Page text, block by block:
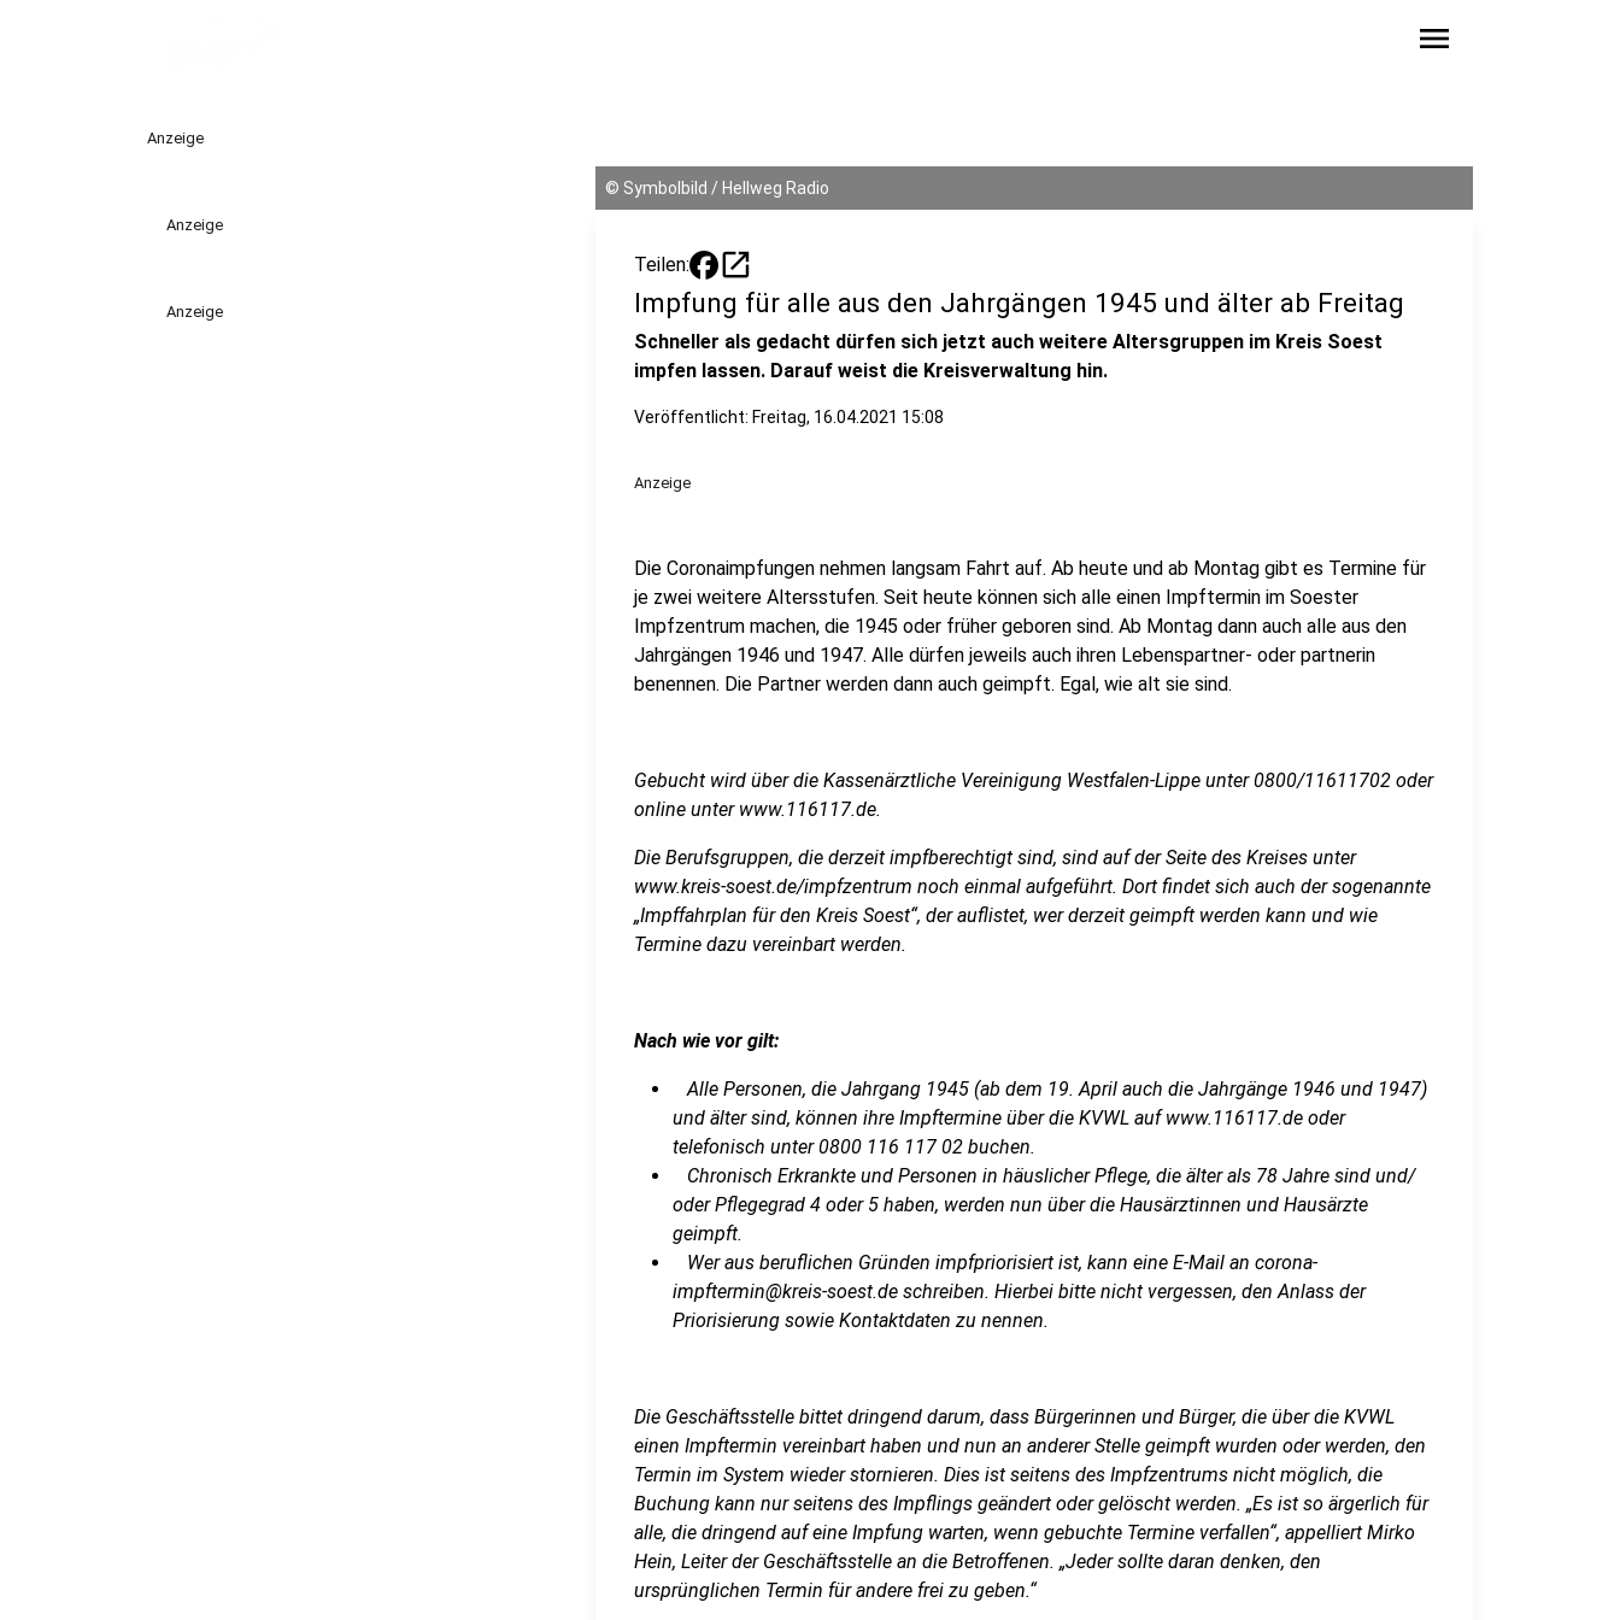
menu
Anzeige
Anzeige
Anzeige
© Symbolbild / Hellweg Radio
Teilen: open_in_new
Impfung für alle aus den Jahrgängen 1945 und älter ab Freitag
Schneller als gedacht dürfen sich jetzt auch weitere Altersgruppen im Kreis Soest
impfen lassen. Darauf weist die Kreisverwaltung hin.
Veröffentlicht: Freitag, 16.04.2021 15:08
Anzeige
Die Coronaimpfungen nehmen langsam Fahrt auf. Ab heute und ab Montag gibt es Termine für
je zwei weitere Altersstufen. Seit heute können sich alle einen Impftermin im Soester
Impfzentrum machen, die 1945 oder früher geboren sind. Ab Montag dann auch alle aus den
Jahrgängen 1946 und 1947. Alle dürfen jeweils auch ihren Lebenspartner- oder partnerin
benennen. Die Partner werden dann auch geimpft. Egal, wie alt sie sind.
Gebucht wird über die Kassenärztliche Vereinigung Westfalen-Lippe unter 0800/11611702 oder
online unter www.116117.de.
Die Berufsgruppen, die derzeit impfberechtigt sind, sind auf der Seite des Kreises unter
www.kreis-soest.de/impfzentrum noch einmal aufgeführt. Dort findet sich auch der sogenannte
„Impffahrplan für den Kreis Soest“, der auflistet, wer derzeit geimpft werden kann und wie
Termine dazu vereinbart werden.
Nach wie vor gilt:
Alle Personen, die Jahrgang 1945 (ab dem 19. April auch die Jahrgänge 1946 und 1947)
und älter sind, können ihre Impftermine über die KVWL auf www.116117.de oder
telefonisch unter 0800 116 117 02 buchen.
Chronisch Erkrankte und Personen in häuslicher Pflege, die älter als 78 Jahre sind und/
oder Pflegegrad 4 oder 5 haben, werden nun über die Hausärztinnen und Hausärzte
geimpft.
Wer aus beruflichen Gründen impfpriorisiert ist, kann eine E-Mail an corona-
impftermin@kreis-soest.de schreiben. Hierbei bitte nicht vergessen, den Anlass der
Priorisierung sowie Kontaktdaten zu nennen.
Die Geschäftsstelle bittet dringend darum, dass Bürgerinnen und Bürger, die über die KVWL
einen Impftermin vereinbart haben und nun an anderer Stelle geimpft wurden oder werden, den
Termin im System wieder stornieren. Dies ist seitens des Impfzentrums nicht möglich, die
Buchung kann nur seitens des Impflings geändert oder gelöscht werden. „Es ist so ärgerlich für
alle, die dringend auf eine Impfung warten, wenn gebuchte Termine verfallen“, appelliert Mirko
Hein, Leiter der Geschäftsstelle an die Betroffenen. „Jeder sollte daran denken, den
ursprünglichen Termin für andere frei zu geben.“